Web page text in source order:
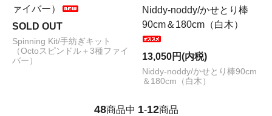
ァイバー）
SOLD OUT
Spinning Kit/手紡ぎキット
（Octoスピンドル＋3種ファイ
バー）
Niddy-noddy/かせとり棒
90cm＆180cm（白木）
13,050円(内税)
Niddy-noddy/かせとり棒90cm
＆180cm（白木）
48商品中 1-12商品